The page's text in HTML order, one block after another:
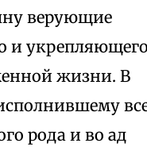
верующие
и
жизни. В
рода и во ад